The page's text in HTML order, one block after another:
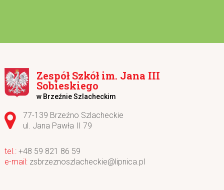
Zespół Szkół im. Jana III
Sobieskiego
w Brzeźnie Szlacheckim
Adres pocztowy:
77-139 Brzeźno Szlacheckie
ul. Jana Pawła II 79
+48 59 821 86 59
zsbrzeznoszlacheckie@lipnica.pl